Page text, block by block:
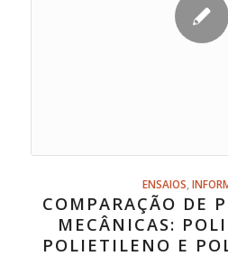
ENSAIOS ,
COMPARAÇÃO DE
MECÂNICAS:
POLIETILENO E